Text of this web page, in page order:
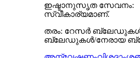
ഇഷ്ടാനുസൃത സേവനം:
സ്വീകാര്യമാണ്.
തരം: റേസർ ബ്ലേഡുകൾ/
ബ്ലേഡുകൾ/നേരായ